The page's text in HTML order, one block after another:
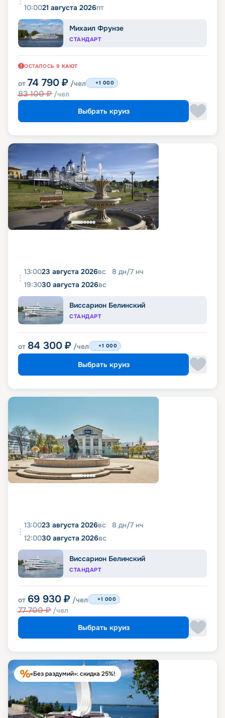
10:0021 августа 2026пт
Михаил Фрунзе
СТАНДАРТ
ОСТАЛОСЬ 9 КАЮТ
от 74 790 ₽ /чел
83 100₽ /чел
+1 000
Выбрать круиз
13:0023 августа 2026вс 8 дн/7 нч
19:3030 августа 2026вс
Виссарион Белинский
СТАНДАРТ
от 84 300 ₽ /чел +1 000
Выбрать круиз
13:0023 августа 2026вс 8 дн/7 нч
12:0030 августа 2026вс
Виссарион Белинский
СТАНДАРТ
от 69 930 ₽ /чел
77 700₽ /чел
+1 000
Выбрать круиз
«Без раздумий»: скидка 25%!